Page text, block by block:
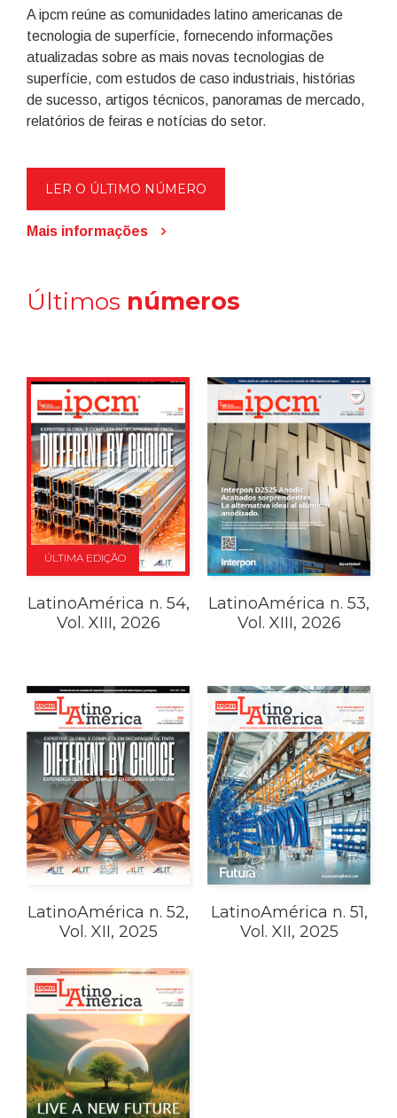
A ipcm reúne as comunidades latino americanas de
tecnologia de superfície, fornecendo informações
atualizadas sobre as mais novas tecnologias de
superfície, com estudos de caso industriais, histórias
de sucesso, artigos técnicos, panoramas de mercado,
relatórios de feiras e notícias do setor.
LER O ÚLTIMO NÚMERO
Mais informações
Últimos números
ÚLTIMA EDIÇÃO
LatinoAmérica n. 54,
Vol. XIII, 2026
LatinoAmérica n. 53,
Vol. XIII, 2026
LatinoAmérica n. 52,
Vol. XII, 2025
LatinoAmérica n. 51,
Vol. XII, 2025